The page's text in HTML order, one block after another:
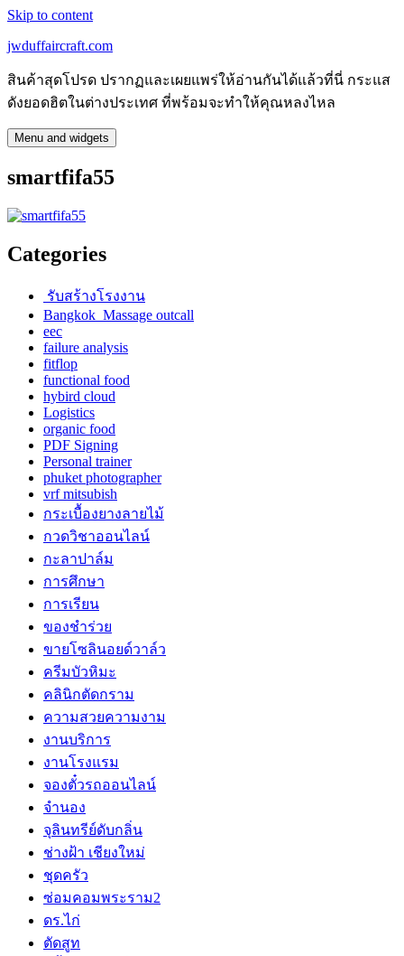
Skip to content
jwduffaircraft.com
สินค้าสุดโปรด ปรากฏและเผยแพร่ให้อ่านกันได้แล้วที่นี่ กระแส
ดังยอดฮิตในต่างประเทศ ที่พร้อมจะทำให้คุณหลงไหล
Menu and widgets
smartfifa55
Categories
รับสร้างโรงงาน
Bangkok Massage outcall
eec
failure analysis
fitflop
functional food
hybird cloud
Logistics
organic food
PDF Signing
Personal trainer
phuket photographer
vrf mitsubish
กระเบื้องยางลายไม้
กวดวิชาออนไลน์
กะลาปาล์ม
การศึกษา
การเรียน
ของชำร่วย
ขายโซลินอยด์วาล์ว
ครีมบัวหิมะ
คลินิกตัดกราม
ความสวยความงาม
งานบริการ
งานโรงแรม
จองตั๋วรถออนไลน์
จำนอง
จุลินทรีย์ดับกลิ่น
ช่างฝ้า เชียงใหม่
ชุดครัว
ซ่อมคอมพระราม2
ดร.ไก่
ตัดสูท